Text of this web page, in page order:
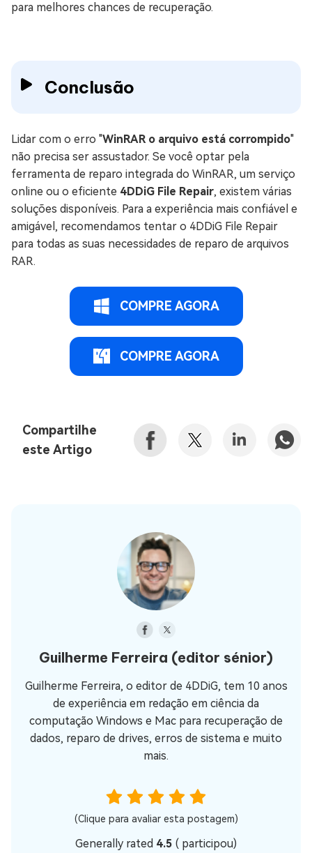
para melhores chances de recuperação.
Conclusão
Lidar com o erro "WinRAR o arquivo está corrompido"
não precisa ser assustador. Se você optar pela
ferramenta de reparo integrada do WinRAR, um serviço
online ou o eficiente 4DDiG File Repair, existem várias
soluções disponíveis. Para a experiência mais confiável e
amigável, recomendamos tentar o 4DDiG File Repair
para todas as suas necessidades de reparo de arquivos
RAR.
COMPRE AGORA
COMPRE AGORA
Compartilhe
este Artigo
Guilherme Ferreira (editor sénior)
Guilherme Ferreira, o editor de 4DDiG, tem 10 anos
de experiência em redação em ciência da
computação Windows e Mac para recuperação de
dados, reparo de drives, erros de sistema e muito
mais.
(Clique para avaliar esta postagem)
Generally rated 4.5 ( participou)